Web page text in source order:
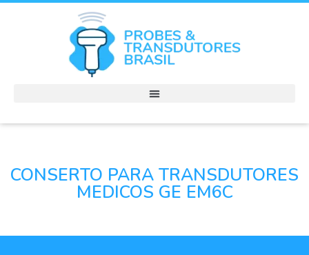
CONSERTO PARA TRANSDUTORES
MEDICOS GE EM6C